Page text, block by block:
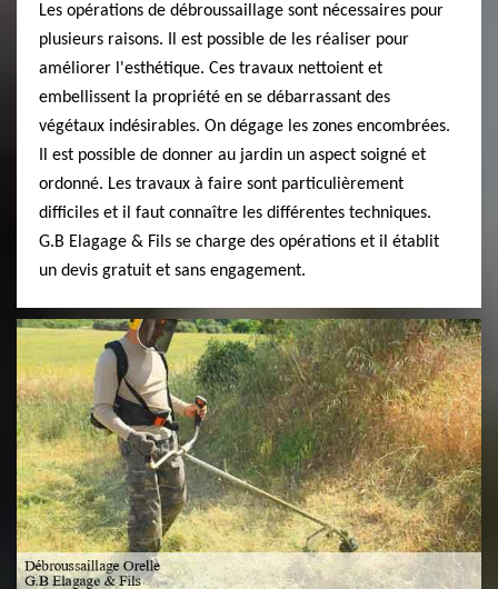
Les opérations de débroussaillage sont nécessaires pour
plusieurs raisons. Il est possible de les réaliser pour
améliorer l'esthétique. Ces travaux nettoient et
embellissent la propriété en se débarrassant des
végétaux indésirables. On dégage les zones encombrées.
Il est possible de donner au jardin un aspect soigné et
ordonné. Les travaux à faire sont particulièrement
difficiles et il faut connaître les différentes techniques.
G.B Elagage & Fils se charge des opérations et il établit
un devis gratuit et sans engagement.